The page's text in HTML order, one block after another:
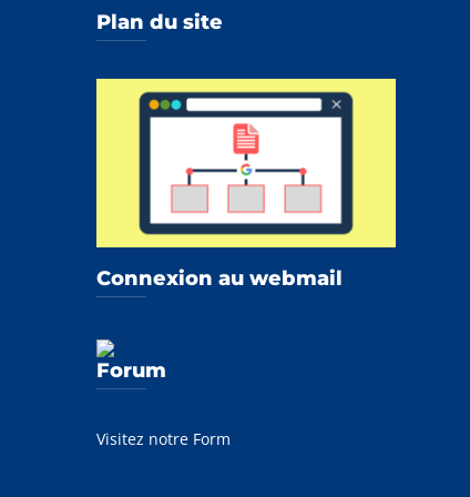
Plan du site
Connexion au webmail
Forum
Visitez notre Form